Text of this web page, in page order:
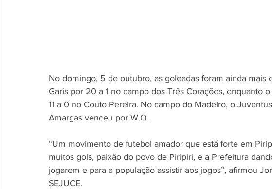
No domingo, 5 de outubro, as goleadas foram ainda mais
Garis por 20 a 1 no campo dos Três Corações, enquanto
11 a 0 no Couto Pereira. No campo do Madeiro, o
Amargas venceu por W.O.
“Um movimento de futebol amador que está forte em
muitos gols, paixão do povo de Piripiri, e a Prefeitura
jogarem e para a população assistir aos jogos”, afirmou
SEJUCE.